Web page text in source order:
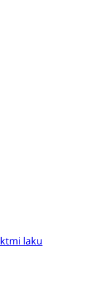
laku